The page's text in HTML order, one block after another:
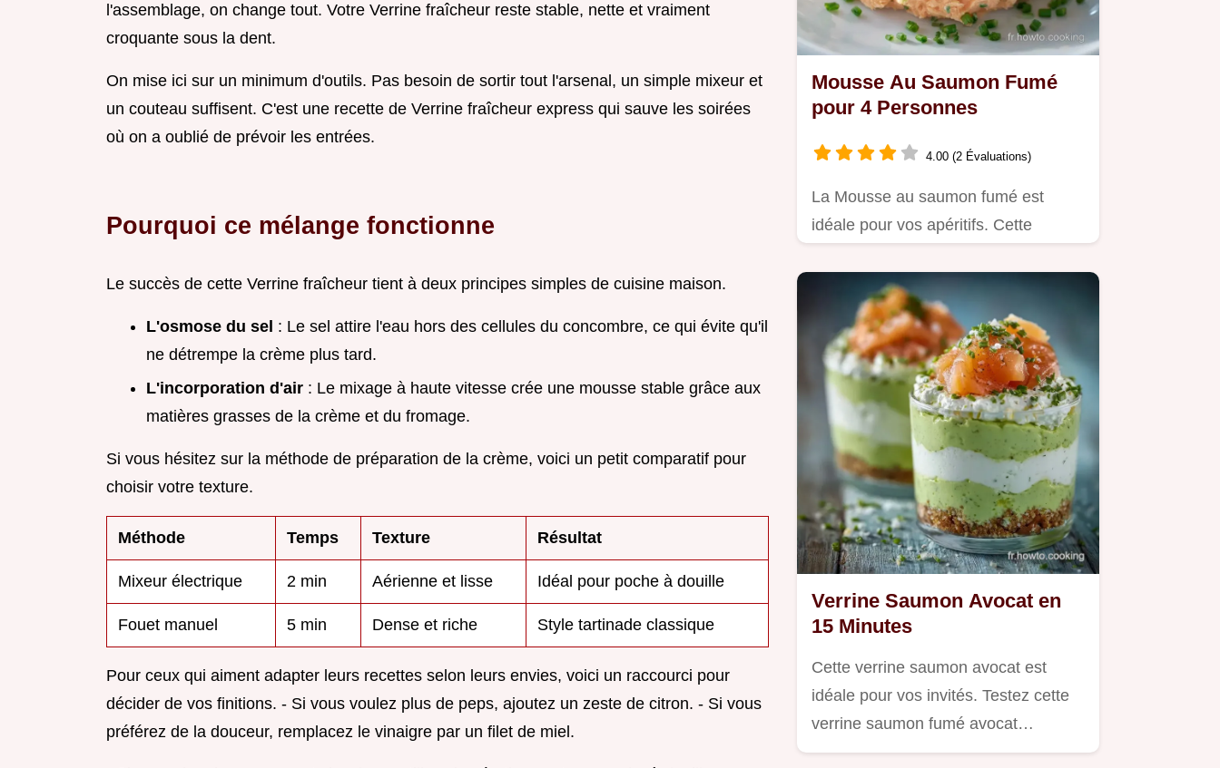
l'assemblage, on change tout. Votre Verrine fraîcheur reste stable, nette et vraiment
croquante sous la dent.
On mise ici sur un minimum d'outils. Pas besoin de sortir tout l'arsenal, un simple mixeur et
un couteau suffisent. C'est une recette de Verrine fraîcheur express qui sauve les soirées
où on a oublié de prévoir les entrées.
Pourquoi ce mélange fonctionne
Le succès de cette Verrine fraîcheur tient à deux principes simples de cuisine maison.
L'osmose du sel : Le sel attire l'eau hors des cellules du concombre, ce qui évite qu'il
ne détrempe la crème plus tard.
L'incorporation d'air : Le mixage à haute vitesse crée une mousse stable grâce aux
matières grasses de la crème et du fromage.
Si vous hésitez sur la méthode de préparation de la crème, voici un petit comparatif pour
choisir votre texture.
Méthode Temps Texture Résultat
Mixeur électrique 2 min Aérienne et lisse Idéal pour poche à douille
Fouet manuel 5 min Dense et riche Style tartinade classique
Pour ceux qui aiment adapter leurs recettes selon leurs envies, voici un raccourci pour
décider de vos finitions. - Si vous voulez plus de peps, ajoutez un zeste de citron. - Si vous
préférez de la douceur, remplacez le vinaigre par un filet de miel.
Mousse Au Saumon Fumé
pour 4 Personnes
4.00 (2 Évaluations)
La Mousse au saumon fumé est
idéale pour vos apéritifs. Cette
fromage…
Verrine Saumon Avocat en
15 Minutes
Cette verrine saumon avocat est
idéale pour vos invités. Testez cette
verrine saumon fumé avocat…